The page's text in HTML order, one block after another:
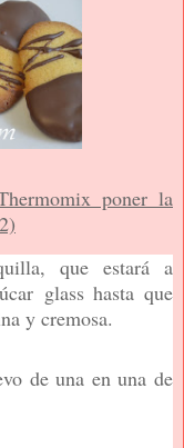
poner la
que estará a
glass hasta que
y cremosa.
de una en una de